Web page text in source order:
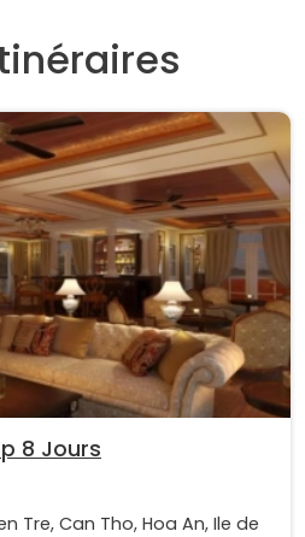
8 Jours
Tre, Can Tho, Hoa An, Ile de